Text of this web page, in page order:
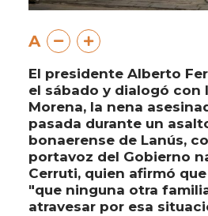
A
El presidente Alberto
el sábado y dialogó con
Morena, la nena
pasada durante un
bonaerense de Lanús,
portavoz del Gobierno
Cerruti, quien afirmó
"que ninguna otra
atravesar por esa